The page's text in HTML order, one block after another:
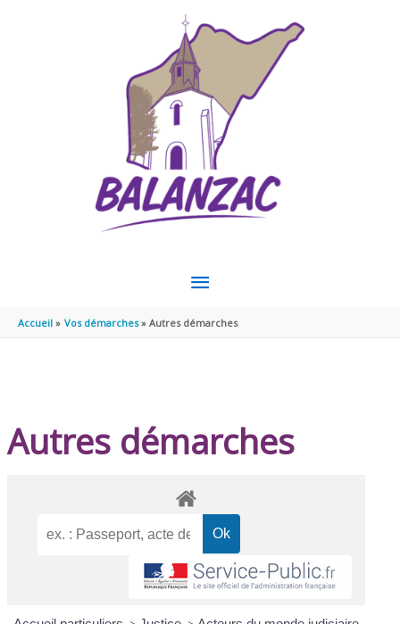
MENU
PRINCIPAL
Accueil Vos démarches Autres démarches
Autres démarches